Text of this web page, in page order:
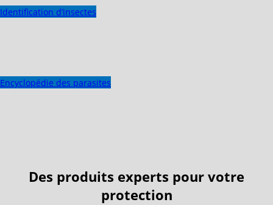
Identification d’insectes
Encyclopédie des parasites
Des produits experts pour votre
protection